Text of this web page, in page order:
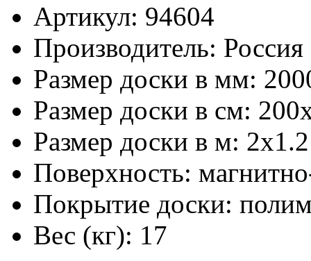
Артикул: 94604
Производитель: Россия
Размер доски в мм:
Размер доски в см:
Размер доски в м:
Поверхность:
Покрытие доски:
Вес (кг): 17